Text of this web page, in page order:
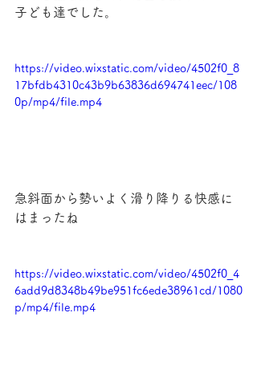
子ども達でした。
https://video.wixstatic.com/video/4502f0_8
17bfdb4310c43b9b63836d694741eec/108
0p/mp4/file.mp4
急斜面から勢いよく滑り降りる快感に
はまったね
https://video.wixstatic.com/video/4502f0_4
6add9d8348b49be951fc6ede38961cd/1080
p/mp4/file.mp4